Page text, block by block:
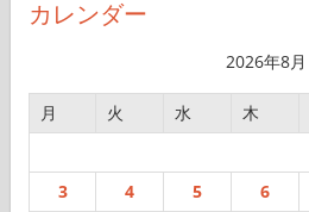
カレンダー
2026年8月
月 火 水 木
3
4 5 6